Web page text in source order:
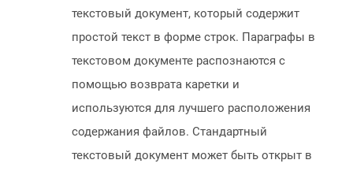
текстовый документ, который содержит
простой текст в форме строк. Параграфы в
текстовом документе распознаются с
помощью возврата каретки и
используются для лучшего расположения
содержания файлов. Стандартный
текстовый документ может быть открыт в